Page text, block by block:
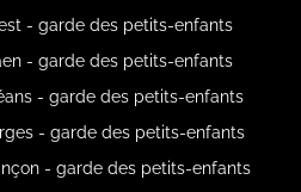
- garde des petits-enfants
- garde des petits-enfants
- garde des petits-enfants
- garde des petits-enfants
- garde des petits-enfants